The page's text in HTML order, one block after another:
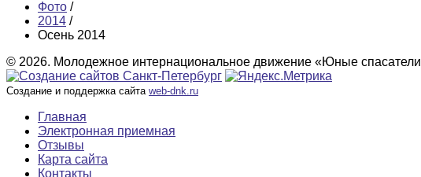
Фото /
2014 /
Осень 2014
© 2026. Молодежное интернациональное движение «Юные
Создание и поддержка сайта web-dnk.ru
Главная
Электронная приемная
Отзывы
Карта сайта
Контакты